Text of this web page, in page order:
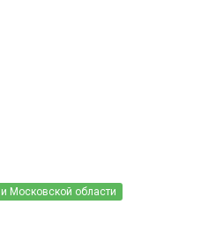
Московской области